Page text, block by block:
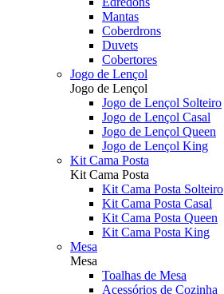
Mantas
Coberdrons
Duvets
Cobertores
Jogo de Lençol
Jogo de Lençol
Jogo de Lençol Solteiro
Jogo de Lençol Casal
Jogo de Lençol Queen
Jogo de Lençol King
Kit Cama Posta
Kit Cama Posta
Kit Cama Posta Solteiro
Kit Cama Posta Casal
Kit Cama Posta Queen
Kit Cama Posta King
Mesa
Mesa
Toalhas de Mesa
Acessórios de Cozinha